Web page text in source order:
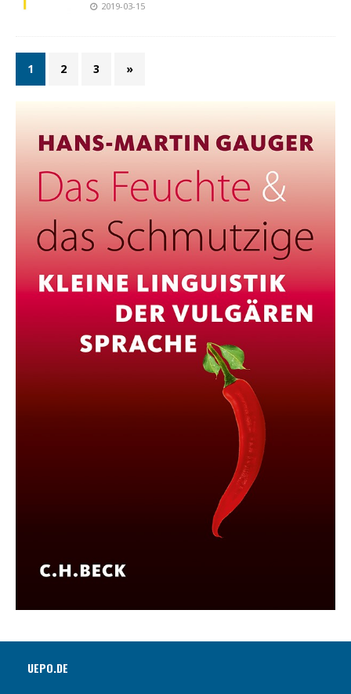
2019-03-15
1 2 3 »
UEPO.DE